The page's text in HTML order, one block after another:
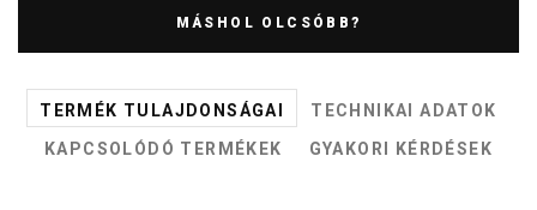
MÁSHOL OLCSÓBB?
TERMÉK TULAJDONSÁGAI
TECHNIKAI ADATOK
KAPCSOLÓDÓ TERMÉKEK
GYAKORI KÉRDÉSEK